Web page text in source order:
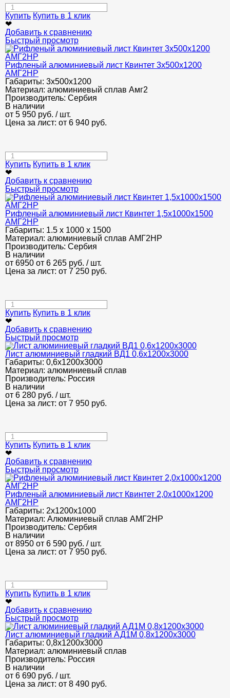
Купить Купить в 1 клик
❤
Добавить к сравнению
Быстрый просмотр
Рифленый алюминиевый лист Квинтет 3х500х1200
АМГ2НР
Габариты: 3х500х1200
Материал: алюминиевый сплав Амг2
Производитель: Сербия
В наличии
от 5 950 руб. / шт.
Цена за лист: от 6 940 руб.
Купить Купить в 1 клик
❤
Добавить к сравнению
Быстрый просмотр
Рифленый алюминиевый лист Квинтет 1,5х1000х1500
АМГ2НР
Габариты: 1.5 х 1000 х 1500
Материал: алюминиевый сплав АМГ2НР
Производитель: Сербия
В наличии
от 6950 от 6 265 руб. / шт.
Цена за лист: от 7 250 руб.
Купить Купить в 1 клик
❤
Добавить к сравнению
Быстрый просмотр
Лист алюминиевый гладкий ВД1 0,6х1200х3000
Габариты: 0,6х1200х3000
Материал: алюминиевый сплав
Производитель: Россия
В наличии
от 6 280 руб. / шт.
Цена за лист: от 7 950 руб.
Купить Купить в 1 клик
❤
Добавить к сравнению
Быстрый просмотр
Рифленый алюминиевый лист Квинтет 2,0х1000х1200
АМГ2НР
Габариты: 2х1200х1000
Материал: Алюминиевый сплав AMГ2НР
Производитель: Сербия
В наличии
от 8950 от 6 590 руб. / шт.
Цена за лист: от 7 950 руб.
Купить Купить в 1 клик
❤
Добавить к сравнению
Быстрый просмотр
Лист алюминиевый гладкий АД1М 0,8х1200х3000
Габариты: 0,8х1200х3000
Материал: алюминиевый сплав
Производитель: Россия
В наличии
от 6 690 руб. / шт.
Цена за лист: от 8 490 руб.